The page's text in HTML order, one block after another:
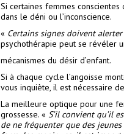
Si certaines femmes
dans le déni ou l’inconscience.
« Certains signes doivent alerter
psychothérapie peut se révéler
mécanismes du désir d’enfant.
Si à chaque cycle l’angoisse
vous inquiète, il est nécessaire
La meilleure optique pour une
grossesse. « S’il convient qu’il
de ne fréquenter que des